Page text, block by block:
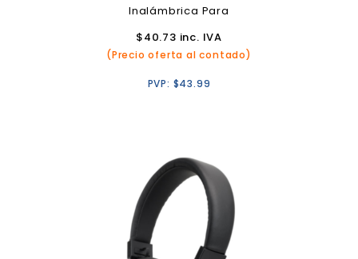
Inalámbrica Para
Smartphones
$40.73 inc. IVA
(Precio oferta al contado)
PVP: $43.99